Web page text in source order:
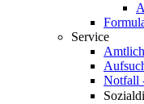
Service
Notfall